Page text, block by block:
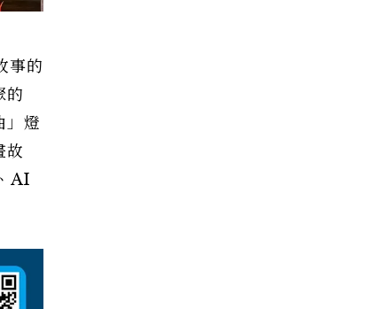
事的
的
」燈
故
AI